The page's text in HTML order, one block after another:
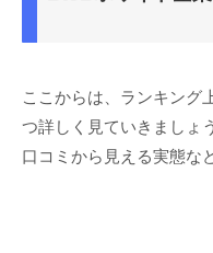
ここからは、ランキング
つ詳しく見ていきましょ
口コミから見える実態な